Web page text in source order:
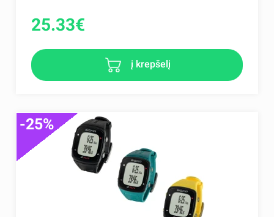
25.33€
į krepšelį
-25%